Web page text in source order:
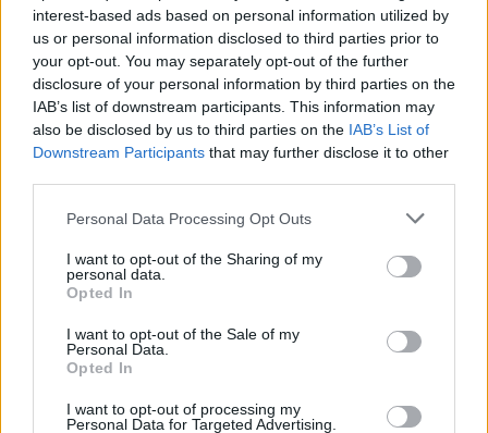
interest-based ads based on personal information utilized by
us or personal information disclosed to third parties prior to
your opt-out. You may separately opt-out of the further
disclosure of your personal information by third parties on the
IAB’s list of downstream participants. This information may
also be disclosed by us to third parties on the IAB’s List of
Downstream Participants that may further disclose it to other
Personal Data Processing Opt Outs
I want to opt-out of the Sharing of my
personal data.
Opted In
I want to opt-out of the Sale of my
Personal Data.
Opted In
I want to opt-out of processing my
Personal Data for Targeted Advertising.